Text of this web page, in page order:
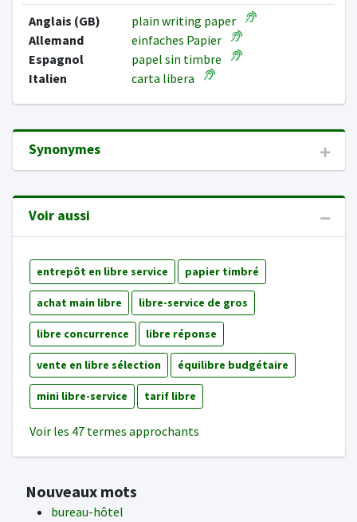
Anglais (GB)
plain writing paper
Allemand
einfaches Papier
Espagnol
papel sin timbre
Italien
carta libera
Synonymes
Voir aussi
entrepôt en libre service papier timbré
achat main libre libre-service de gros
libre concurrence libre réponse
vente en libre sélection équilibre budgétaire
mini libre-service tarif libre
Voir les 47 termes approchants
Nouveaux mots
bureau-hôtel